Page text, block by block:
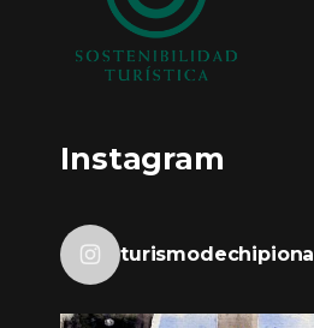
Instagram
turismodechipiona